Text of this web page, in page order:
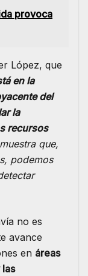
provoca
López, que
en la
del
la
recursos
que,
podemos
no es
avance
en áreas